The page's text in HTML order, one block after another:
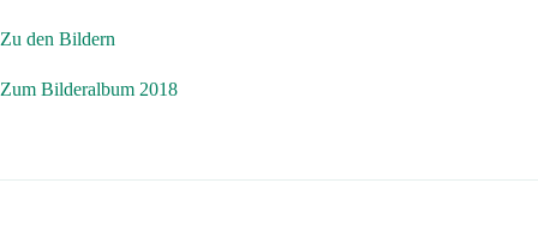
Zu den Bildern
Zum Bilderalbum 2018